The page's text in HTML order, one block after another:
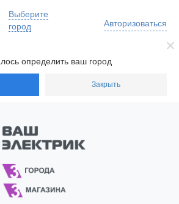
определить ваш город
Закрыть
Выберите
город
Авторизоваться